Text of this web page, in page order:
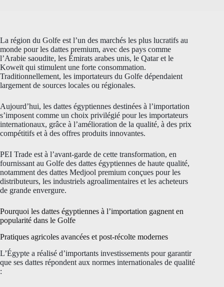
La région du Golfe est l’un des marchés les plus lucratifs au
monde pour les dattes premium, avec des pays comme
l’Arabie saoudite, les Émirats arabes unis, le Qatar et le
Koweït qui stimulent une forte consommation.
Traditionnellement, les importateurs du Golfe dépendaient
largement de sources locales ou régionales.
Aujourd’hui, les dattes égyptiennes destinées à l’importation
s’imposent comme un choix privilégié pour les importateurs
internationaux, grâce à l’amélioration de la qualité, à des prix
compétitifs et à des offres produits innovantes.
PEI Trade est à l’avant-garde de cette transformation, en
fournissant au Golfe des dattes égyptiennes de haute qualité,
notamment des dattes Medjool premium conçues pour les
distributeurs, les industriels agroalimentaires et les acheteurs
de grande envergure.
Pourquoi les dattes égyptiennes à l’importation gagnent en
popularité dans le Golfe
Pratiques agricoles avancées et post-récolte modernes
L’Égypte a réalisé d’importants investissements pour garantir
que ses dattes répondent aux normes internationales de qualité
: